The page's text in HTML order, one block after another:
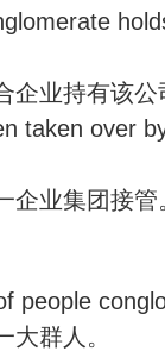
企业持有该
taken over
企业集团接管
筑风格的综合
and gravel.
people
大群人。